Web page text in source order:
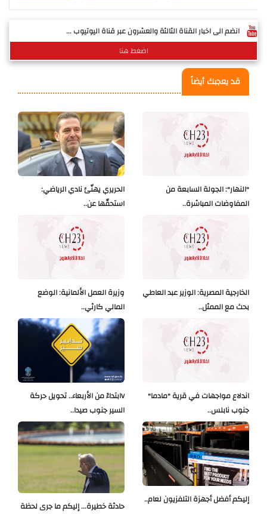
انضم الى اخبار القناة الثالثة والعشرون عبر قناة اليوتيوب ...
اضغط هنا
قد يعجبك أيضاً
الحريري يهنّئ نادي الرياضي:
استحقّها عن..
"النهار": الجولة السابعة من
المفاوضات المباشرة..
وزيرة العمل الألمانية: الوضع
المالي كارثي..
الخارجية المصرية: الوزير عبد العاطي
بحث مع الممثل..
Vابتداءً من الأربعاء.. تحويل حركة
السير جنوب صيدا..
اندلاع مواجهات في قرية "مادما"
جنوب نابلس..
حادثة خطيرة... إليكم ما جرى لحظة
إليكم أفضل أجهزة التلفزيون لعام..